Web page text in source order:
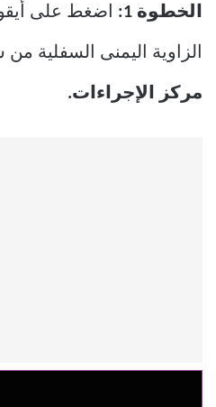
الخطوة 1: اضغط على
الزاوية اليمنى السفلية
مركز الإجراءات.